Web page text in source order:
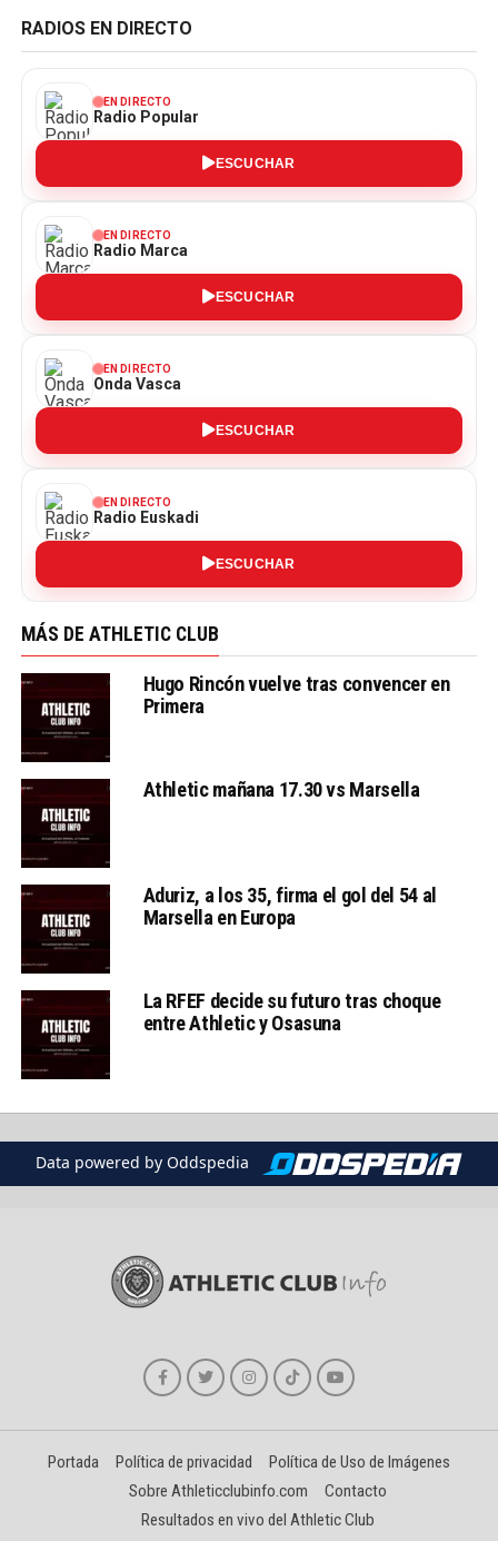
RADIOS EN DIRECTO
EN DIRECTO
Radio Popular
ESCUCHAR
EN DIRECTO
Radio Marca
ESCUCHAR
EN DIRECTO
Onda Vasca
ESCUCHAR
EN DIRECTO
Radio Euskadi
ESCUCHAR
MÁS DE ATHLETIC CLUB
Hugo Rincón vuelve tras convencer en
Primera
Athletic mañana 17.30 vs Marsella
Aduriz, a los 35, firma el gol del 54 al
Marsella en Europa
La RFEF decide su futuro tras choque
entre Athletic y Osasuna
Data powered by Oddspedia
Portada Política de privacidad
Política de Uso de Imágenes
Sobre Athleticclubinfo.com
Contacto
Resultados en vivo del Athletic Club